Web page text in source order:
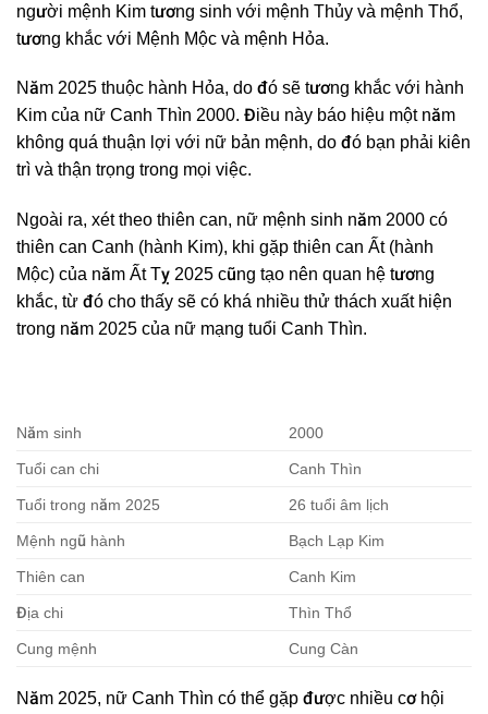
người mệnh Kim tương sinh với mệnh Thủy và mệnh Thổ,
tương khắc với Mệnh Mộc và mệnh Hỏa.
Năm 2025 thuộc hành Hỏa, do đó sẽ tương khắc với hành
Kim của nữ Canh Thìn 2000. Điều này báo hiệu một năm
không quá thuận lợi với nữ bản mệnh, do đó bạn phải kiên
trì và thận trọng trong mọi việc.
Ngoài ra, xét theo thiên can, nữ mệnh sinh năm 2000 có
thiên can Canh (hành Kim), khi gặp thiên can Ất (hành
Mộc) của năm Ất Tỵ 2025 cũng tạo nên quan hệ tương
khắc, từ đó cho thấy sẽ có khá nhiều thử thách xuất hiện
trong năm 2025 của nữ mạng tuổi Canh Thìn.
Năm sinh 2000
Tuổi can chi Canh Thìn
Tuổi trong năm 2025 26 tuổi âm lịch
Mệnh ngũ hành Bạch Lạp Kim
Thiên can Canh Kim
Địa chi Thìn Thổ
Cung mệnh Cung Càn
Năm 2025, nữ Canh Thìn có thể gặp được nhiều cơ hội